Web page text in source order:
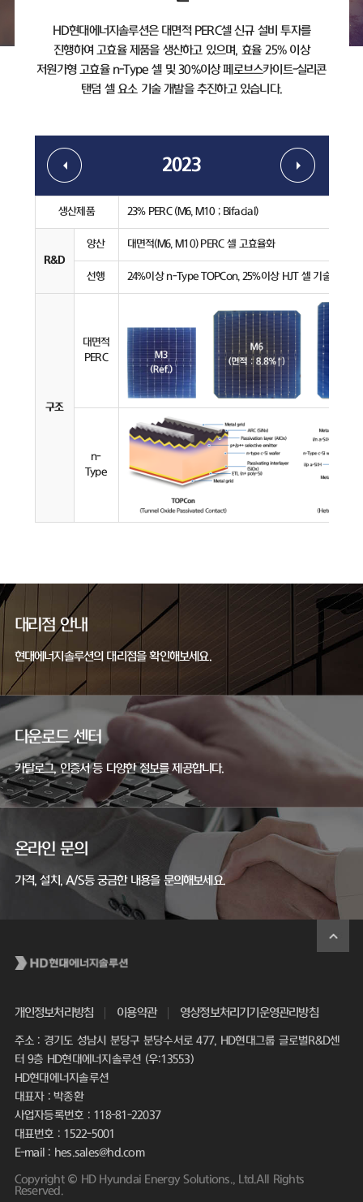
HD현대에너지솔루션은 대면적 PERC셀 신규 설비 투자를
진행하여 고효율 제품을 생산하고 있으며, 효율 25% 이상
저원가형 고효율 n-Type 셀 및 30%이상 페로브스카이트-실리콘
탠덤 셀 요소 기술 개발을 추진하고 있습니다.
2023
생산제품 23% PERC (M6, M10 ; Bifacial)
R&D
양산 대면적(M6, M10) PERC 셀 고효율화
선행 24%이상 n-Type TOPCon, 25%이상 HJT 셀 기술 개발
구조
대면적
PERC
n-
Type
대리점 안내
현대에너지솔루션의 대리점을 확인해보세요.
다운로드 센터
카탈로그, 인증서 등 다양한 정보를 제공합니다.
온라인 문의
가격, 설치, A/S등 궁금한 내용을 문의해보세요.
개인정보처리방침 이용약관 영상정보처리기기운영관리방침
주소 : 경기도 성남시 분당구 분당수서로 477, HD현대그룹 글로벌R&D센
터 9층 HD현대에너지솔루션 (우:13553)
HD현대에너지솔루션
대표자 : 박종환
사업자등록번호 : 118-81-22037
대표번호 : 1522-5001
E-mail : hes.sales@hd.com
Copyright © HD Hyundai Energy Solutions., Ltd.All Rights
Reserved.